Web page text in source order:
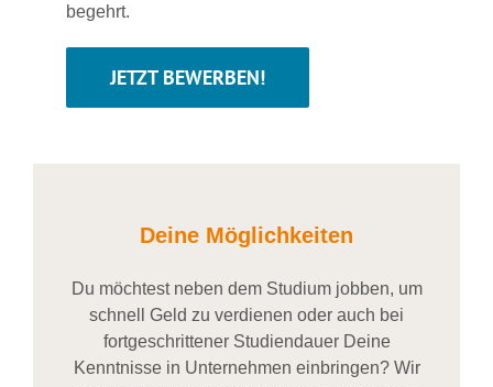
begehrt.
JETZT BEWERBEN!
Deine Möglichkeiten
Du möchtest neben dem Studium jobben, um
schnell Geld zu verdienen oder auch bei
fortgeschrittener Studiendauer Deine
Kenntnisse in Unternehmen einbringen? Wir